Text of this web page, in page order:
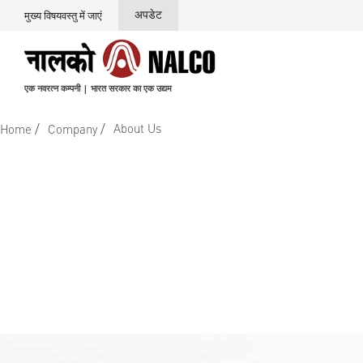
मुख्य विषयवस्तु में जाएं अपडेट
एक नवरत्न कम्पनी | भारत सरकार का एक उद्यम
Home / Company / About Us